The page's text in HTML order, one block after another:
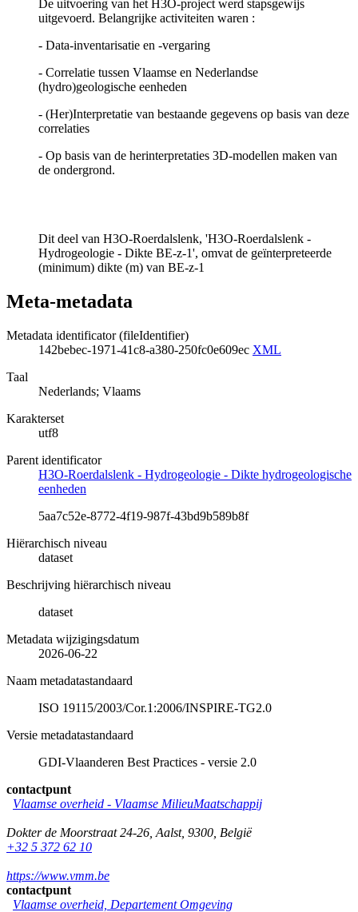
De uitvoering van het H3O-project werd stapsgewijs
uitgevoerd. Belangrijke activiteiten waren :
- Data-inventarisatie en -vergaring
- Correlatie tussen Vlaamse en Nederlandse
(hydro)geologische eenheden
- (Her)Interpretatie van bestaande gegevens op basis van deze
correlaties
- Op basis van de herinterpretaties 3D-modellen maken van
de ondergrond.
Dit deel van H3O-Roerdalslenk, 'H3O-Roerdalslenk -
Hydrogeologie - Dikte BE-z-1', omvat de geïnterpreteerde
(minimum) dikte (m) van BE-z-1
Meta-metadata
Metadata identificator (fileIdentifier)
142bebec-1971-41c8-a380-250fc0e609ec XML
Taal
Nederlands; Vlaams
Karakterset
utf8
Parent identificator
H3O-Roerdalslenk - Hydrogeologie - Dikte hydrogeologische
eenheden
5aa7c52e-8772-4f19-987f-43bd9b589b8f
Hiërarchisch niveau
dataset
Beschrijving hiërarchisch niveau
dataset
Metadata wijzigingsdatum
2026-06-22
Naam metadatastandaard
ISO 19115/2003/Cor.1:2006/INSPIRE-TG2.0
Versie metadatastandaard
GDI-Vlaanderen Best Practices - versie 2.0
contactpunt
Vlaamse overheid - Vlaamse MilieuMaatschappij
Dokter de Moorstraat 24-26 Aalst, 9300 België
+32 5 372 62 10
https://www.vmm.be
contactpunt
Vlaamse overheid, Departement Omgeving